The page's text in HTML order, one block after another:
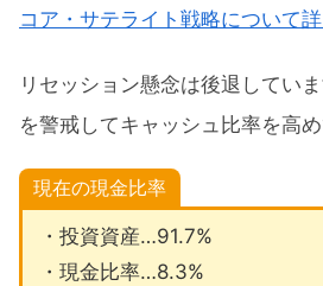
コア・サテライト戦略について
リセッション懸念は後退してい
を警戒してキャッシュ比率を高め
現在の現金比率
・投資資産…91.7%
・現金比率…8.3%